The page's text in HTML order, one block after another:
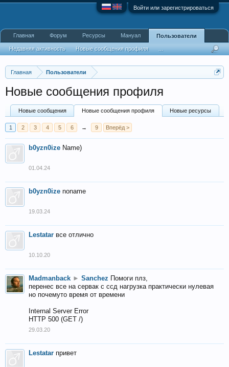
Войти или зарегистрироваться
Главная Пользователи
Новые сообщения профиля
Новые сообщения Новые сообщения профиля Новые ресурсы
1 2 3 4 5 6 → 9 Вперёд >
b0yzn0ize Name)
01.04.24
b0yzn0ize noname
19.03.24
Lestatar все отлично
10.10.20
Madmanback ► Sanchez Помоги плз,
перенес все на сервак с ссд нагрузка практически нулевая
но почемуто время от времени
Internal Server Error
HTTP 500 (GET /)
29.03.20
Lestatar привет
Главная Форум Ресурсы Мануал Пользователи
Недавняя активность Новые сообщения профиля